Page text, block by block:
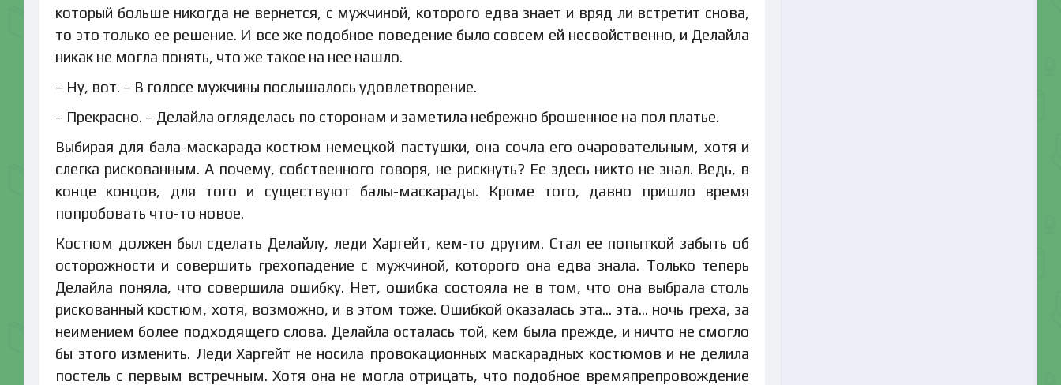
который больше никогда не вернется, с мужчиной, которого едва знает и вряд ли встретит снова,
то это только ее решение. И все же подобное поведение было совсем ей несвойственно, и Делайла
никак не могла понять, что же такое на нее нашло.
– Ну, вот. – В голосе мужчины послышалось удовлетворение.
– Прекрасно. – Делайла огляделась по сторонам и заметила небрежно брошенное на пол платье.
Выбирая для бала-маскарада костюм немецкой пастушки, она сочла его очаровательным, хотя и
слегка рискованным. А почему, собственного говоря, не рискнуть? Ее здесь никто не знал. Ведь, в
конце концов, для того и существуют балы-маскарады. Кроме того, давно пришло время
попробовать что-то новое.
Костюм должен был сделать Делайлу, леди Харгейт, кем-то другим. Стал ее попыткой забыть об
осторожности и совершить грехопадение с мужчиной, которого она едва знала. Только теперь
Делайла поняла, что совершила ошибку. Нет, ошибка состояла не в том, что она выбрала столь
рискованный костюм, хотя, возможно, и в этом тоже. Ошибкой оказалась эта… эта… ночь греха, за
неимением более подходящего слова. Делайла осталась той, кем была прежде, и ничто не смогло
бы этого изменить. Леди Харгейт не носила провокационных маскарадных костюмов и не делила
постель с первым встречным. Хотя она не могла отрицать, что подобное времяпрепровождение